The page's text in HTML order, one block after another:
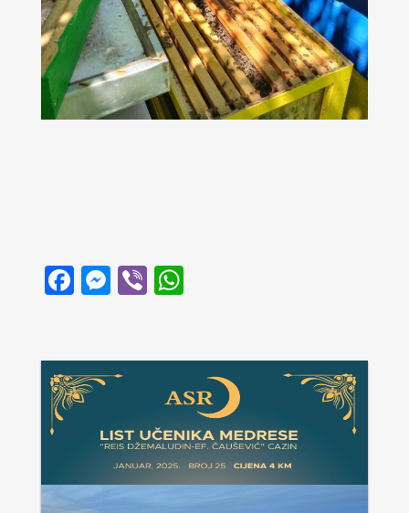
Facebook
Messenger
ViberWhatsApp